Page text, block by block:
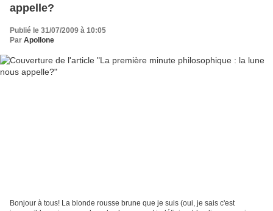
appelle?
Publié le 31/07/2009 à 10:05
Par Apollone
Bonjour à tous! La blonde rousse brune que je suis (oui, je sais c'est